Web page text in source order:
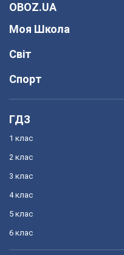
OBOZ.UA
Моя Школа
Світ
Спорт
ГДЗ
1 клас
2 клас
3 клас
4 клас
5 клас
6 клас